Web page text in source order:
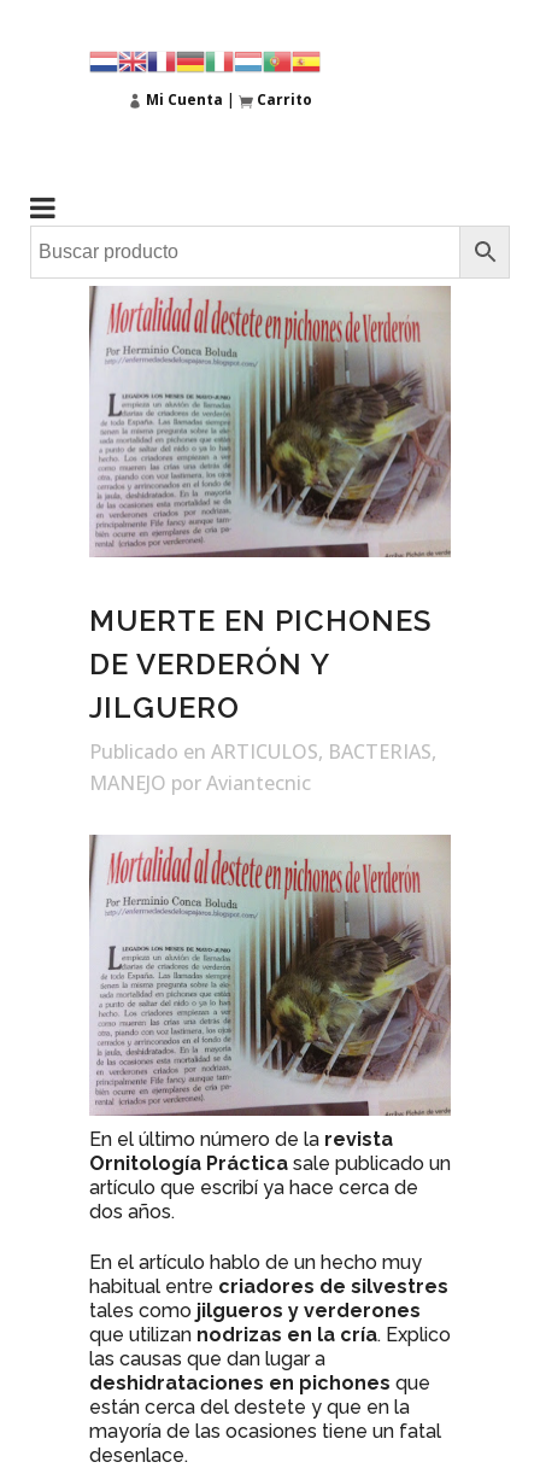
Mi Cuenta | Carrito
MUERTE EN PICHONES
DE VERDERÓN Y
JILGUERO
Publicado en ARTICULOS, BACTERIAS,
MANEJO por Aviantecnic
En el último número de la revista
Ornitología Práctica sale publicado un
artículo que escribí ya hace cerca de
dos años.
En el artículo hablo de un hecho muy
habitual entre criadores de silvestres
tales como jilgueros y verderones
que utilizan nodrizas en la cría. Explico
las causas que dan lugar a
deshidrataciones en pichones que
están cerca del destete y que en la
mayoría de las ocasiones tiene un fatal
desenlace.